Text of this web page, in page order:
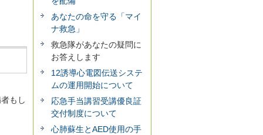
もし
あなたの命を守る「マイ
ナ救急」
救急隊があなたの疑問に
お答えします
12誘導心電図伝送システ
ムの運用開始について
応急手当講習受講優良証
交付制度について
心肺蘇生とAED使用の手